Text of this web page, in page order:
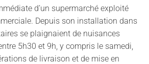
d’un supermarché exploité
Depuis son installation dans
se plaignaient de nuisances
5h30 et 9h, y compris le samedi,
de livraison et de mise en